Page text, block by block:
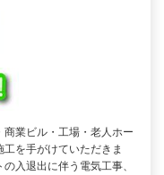
業ビル・工場・老人ホー
を手がけていただきま
入退出に伴う電気工事、